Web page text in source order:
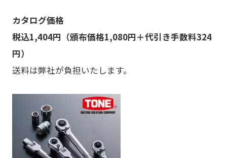
カタログ価格
税込1,404円（頒布価格1,080円＋代引き手数料324
円）
送料は弊社が負担いたします。